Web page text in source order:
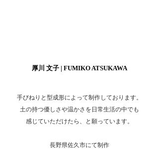
厚川 文子 | FUMIKO ATSUKAWA
手びねりと型成形によって制作しております。
土の持つ優しさや温かさを日常生活の中でも
感じていただけたら、と願っています。
長野県佐久市にて制作